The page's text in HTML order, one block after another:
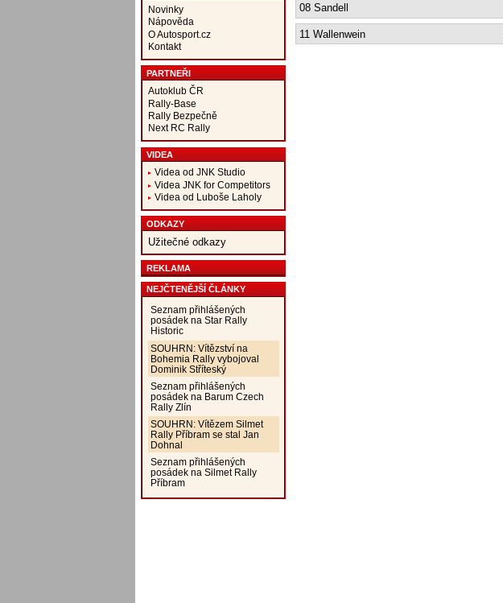
Novinky
Nápověda
O Autosport.cz
Kontakt
PARTNEŘI
Autoklub ČR
Rally-Base
Rally Bezpečně
Next RC Rally
VIDEA
Videa od JNK Studio
Videa JNK for Competitors
Videa od Luboše Laholy
ODKAZY
Užitečné odkazy
REKLAMA
NEJČTENĚJŠÍ ČLÁNKY
Seznam přihlášených
posádek na Star Rally
Historic
SOUHRN: Vítězství na
Bohemia Rally vybojoval
Dominik Stříteský
Seznam přihlášených
posádek na Barum Czech
Rally Zlín
SOUHRN: Vítězem Silmet
Rally Příbram se stal Jan
Dohnal
Seznam přihlášených
posádek na Silmet Rally
Příbram
08 Sandell
11 Wallenwein